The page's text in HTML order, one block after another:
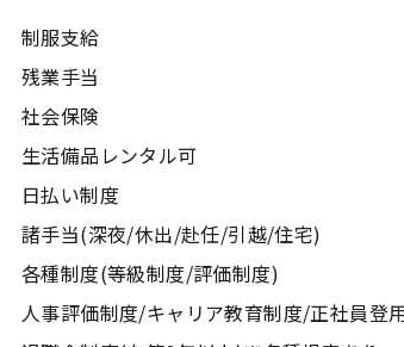
制服支給
残業手当
社会保険
生活備品レンタル可
日払い制度
諸手当(深夜/休出/赴任/引越/住宅)
各種制度(等級制度/評価制度)
人事評価制度/キャリア教育制度/正社員登